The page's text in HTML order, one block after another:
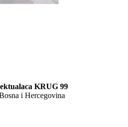
KRUG 99
i Hercegovina